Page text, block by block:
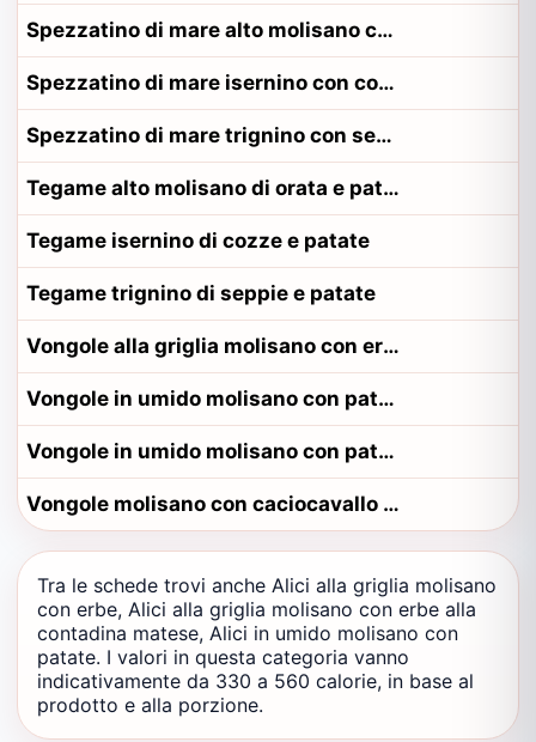
Spezzatino di mare alto molisano con orata
Spezzatino di mare isernino con cozze
Spezzatino di mare trignino con seppie
Tegame alto molisano di orata e patate
Tegame isernino di cozze e patate
Tegame trignino di seppie e patate
Vongole alla griglia molisano con erbe
Vongole in umido molisano con patate
Vongole in umido molisano con patate alla contadina termolese
Vongole molisano con caciocavallo e pomodoro
Tra le schede trovi anche Alici alla griglia molisano
con erbe, Alici alla griglia molisano con erbe alla
contadina matese, Alici in umido molisano con
patate. I valori in questa categoria vanno
indicativamente da 330 a 560 calorie, in base al
prodotto e alla porzione.